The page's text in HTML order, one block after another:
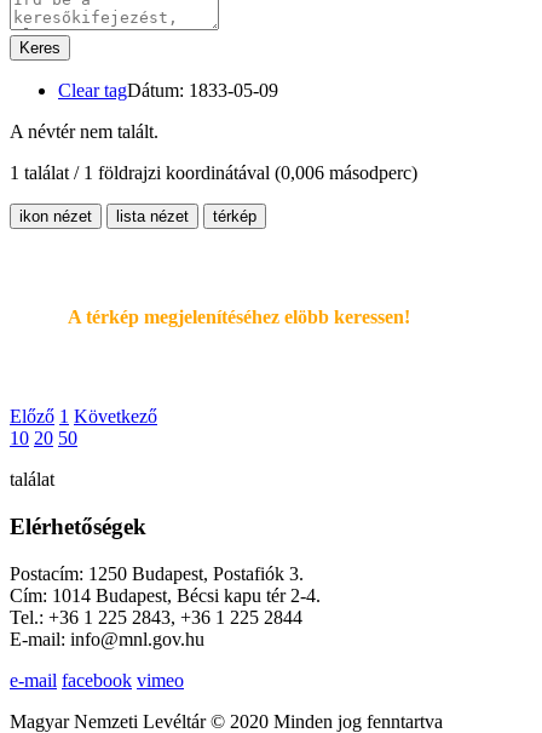
Keres
Clear tagDátum: 1833-05-09
A névtér nem talált.
1 találat / 1 földrajzi koordinátával (0,006 másodperc)
ikon nézet lista nézet térkép
A térkép megjelenítéséhez elöbb keressen!
Előző 1 Következő
10 20 50
találat
Elérhetőségek
Postacím: 1250 Budapest, Postafiók 3.
Cím: 1014 Budapest, Bécsi kapu tér 2-4.
Tel.: +36 1 225 2843, +36 1 225 2844
E-mail: info@mnl.gov.hu
e-mail facebook vimeo
Magyar Nemzeti Levéltár © 2020 Minden jog fenntartva